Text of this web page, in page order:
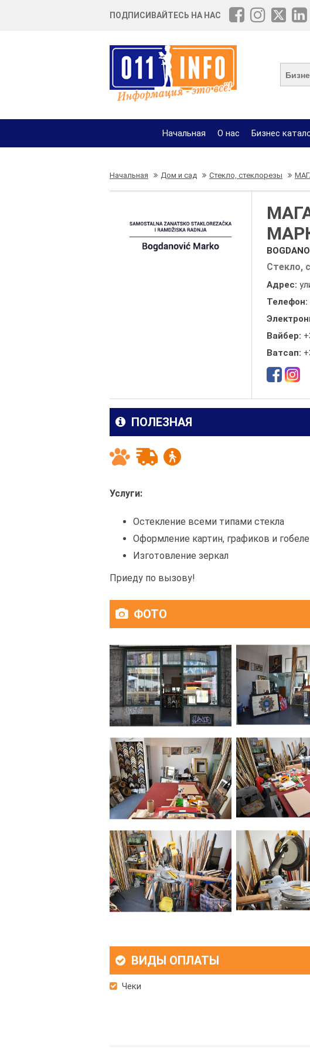
ПОДПИСИВАЙТЕСЬ НА НАС
Начальная О нас Бизнес
Начальная Дом и сад Стекло, стеклорезы
Стекло,
Адрес:
Телефон:
Вайбер:
Ватсап:
ПОЛЕЗНАЯ
Услуги:
Остекление всеми типами стекла
Оформление картин, графиков и
Изготовление зеркал
Приеду по вызову!
ФОТО
ВИДЫ ОПЛАТЫ
Чеки